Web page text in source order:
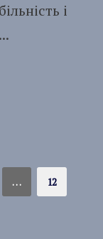
і
… 12